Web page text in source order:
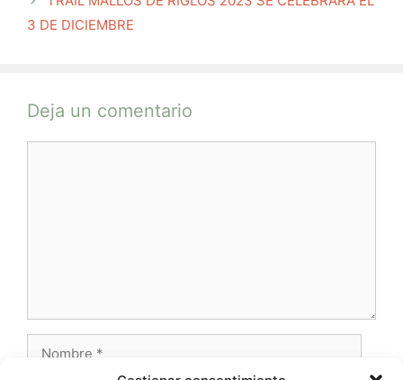
3 DE DICIEMBRE
Deja un comentario